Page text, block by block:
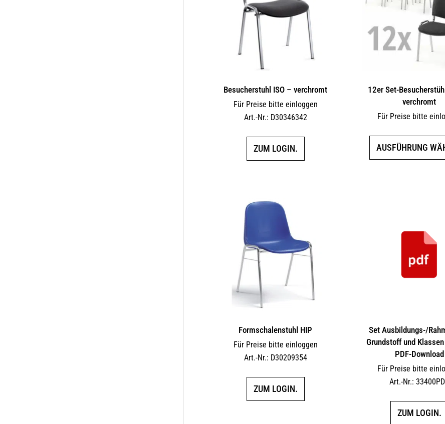
Besucherstuhl ISO – verchromt
Für Preise bitte einloggen
Art.-Nr.: D30346342
ZUM LOGIN.
12er Set-
verchromt
Für Preise bitte
AUSFÜHRUNG
Formschalenstuhl HIP
Für Preise bitte einloggen
Art.-Nr.: D30209354
ZUM LOGIN.
Set Ausbildungs-/
Grundstoff und
PDF-Download
Für Preise bitte
Art.-Nr.:
ZUM LOGIN.